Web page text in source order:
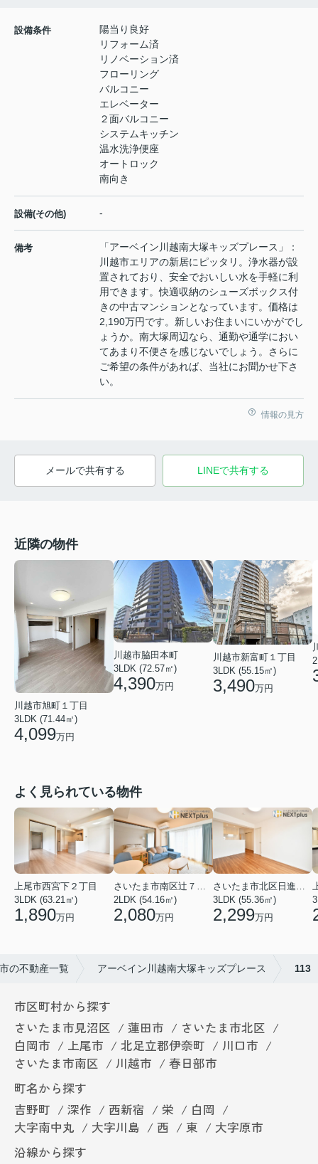
設備条件
陽当り良好
リフォーム済
リノベーション済
フローリング
バルコニー
エレベーター
２面バルコニー
システムキッチン
温水洗浄便座
オートロック
南向き
設備(その他) -
備考
「アーベイン川越南大塚キッズプレース」：
川越市エリアの新居にピッタリ。浄水器が設
置されており、安全でおいしい水を手軽に利
用できます。快適収納のシューズボックス付
きの中古マンションとなっています。価格は
2,190万円です。新しいお住まいにいかがでし
ょうか。南大塚周辺なら、通勤や通学におい
てあまり不便さを感じないでしょう。さらに
ご希望の条件があれば、当社にお聞かせ下さ
い。
情報の見方
メールで共有する LINEで共有する
近隣の物件
川越市旭町１丁目
3LDK (71.44㎡)
4,099万円
川越市脇田本町
3LDK (72.57㎡)
4,390万円
川越市新富町１丁目
3LDK (55.15㎡)
3,490万円
よく見られている物件
上尾市西宮下２丁目
3LDK (63.21㎡)
1,890万円
さいたま市南区辻７丁目
2LDK (54.16㎡)
2,080万円
さいたま市北区日進町２丁目
3LDK (55.36㎡)
2,299万円
の不動産一覧 アーベイン川越南大塚キッズプレース 113
市区町村から探す
さいたま市見沼区
蓮田市
さいたま市北区
白岡市
上尾市 北足立郡伊奈町
川口市
さいたま市南区
川越市
春日部市
町名から探す
吉野町
深作 西新宿 栄
白岡
大字南中丸
大字川島 西 東
大字原市
沿線から探す